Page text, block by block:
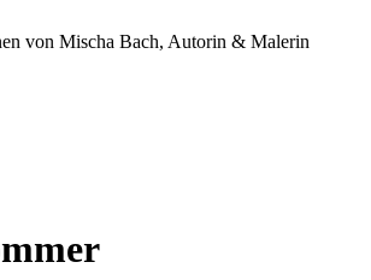
von Mischa Bach, Autorin & Malerin